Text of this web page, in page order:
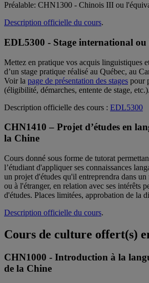
Préalable: CHN1300 - Chinois III ou
Description officielle du cours.
EDL5300 - Stage international
Mettez en pratique vos acquis linguistiques
d’un stage pratique réalisé au Québec, au
Voir la page de présentation des stages pour
(éligibilité, démarches, entente de stage, etc.).
Description officielle des cours : EDL5300
CHN1410 – Projet d’études en
la Chine
Cours donné sous forme de tutorat
l’étudiant d'appliquer ses connaissances
un projet d'études qu'il entreprendra dans
ou à l'étranger, en relation avec ses intérêts
d'études. Places limitées, approbation de la
Description officielle du cours.
Cours de culture offert(s)
CHN1000 - Introduction à la
de la Chine